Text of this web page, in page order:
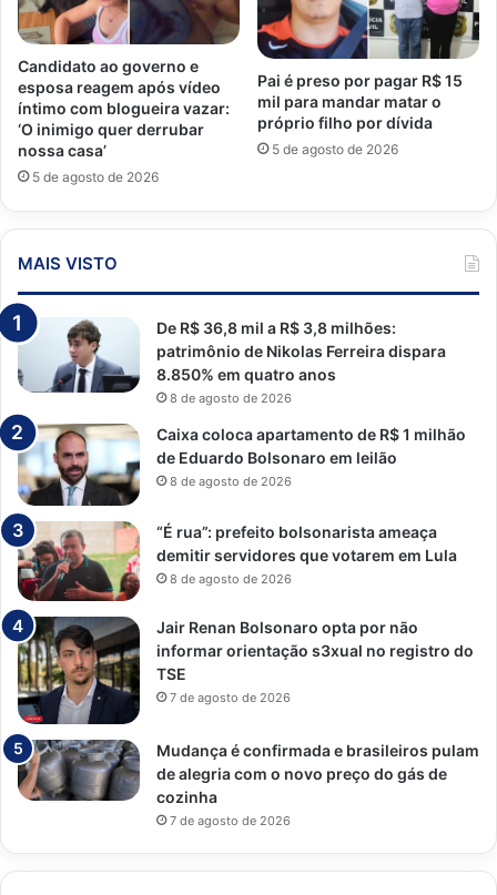
Candidato ao governo e
esposa reagem após vídeo
íntimo com blogueira vazar:
‘O inimigo quer derrubar
nossa casa’
5 de agosto de 2026
Pai é preso por pagar R$ 15
mil para mandar matar o
próprio filho por dívida
5 de agosto de 2026
MAIS VISTO
De R$ 36,8 mil a R$ 3,8 milhões:
patrimônio de Nikolas Ferreira dispara
8.850% em quatro anos
8 de agosto de 2026
Caixa coloca apartamento de R$ 1 milhão
de Eduardo Bolsonaro em leilão
8 de agosto de 2026
“É rua”: prefeito bolsonarista ameaça
demitir servidores que votarem em Lula
8 de agosto de 2026
Jair Renan Bolsonaro opta por não
informar orientação s3xual no registro do
TSE
7 de agosto de 2026
Mudança é confirmada e brasileiros pulam
de alegria com o novo preço do gás de
cozinha
7 de agosto de 2026